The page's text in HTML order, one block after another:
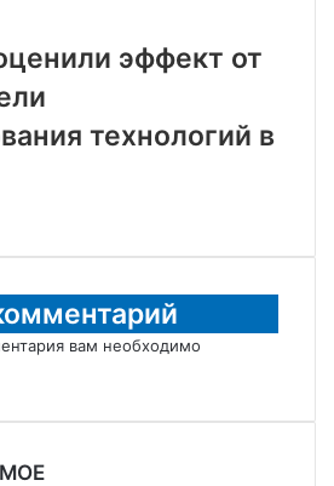
эффект от
технологий в
вам необходимо